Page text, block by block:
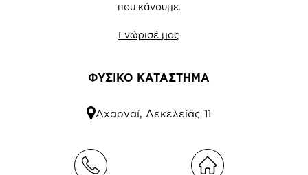
που κάνουμε.
Γνώρισέ μας
ΦΥΣΙΚΟ ΚΑΤΑΣΤΗΜΑ
Αχαρναί, Δεκελείας 11